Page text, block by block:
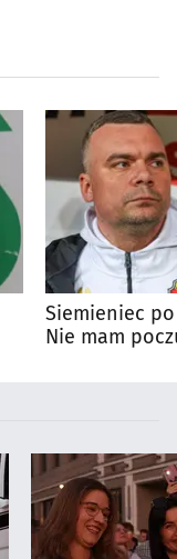
Siemieniec
Nie mam